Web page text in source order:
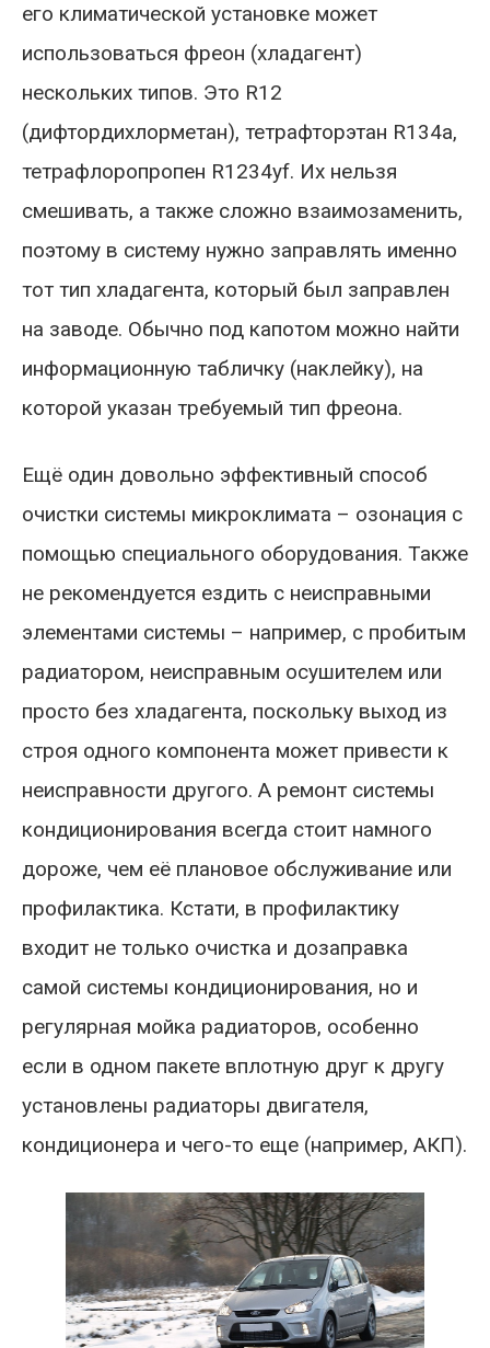
его климатической установке может
использоваться фреон (хладагент)
нескольких типов. Это R12
(дифтордихлорметан), тетрафторэтан R134a,
тетрафлоропропен R1234yf. Их нельзя
смешивать, а также сложно взаимозаменить,
поэтому в систему нужно заправлять именно
тот тип хладагента, который был заправлен
на заводе. Обычно под капотом можно найти
информационную табличку (наклейку), на
которой указан требуемый тип фреона.
Ещё один довольно эффективный способ
очистки системы микроклимата – озонация с
помощью специального оборудования. Также
не рекомендуется ездить с неисправными
элементами системы – например, с пробитым
радиатором, неисправным осушителем или
просто без хладагента, поскольку выход из
строя одного компонента может привести к
неисправности другого. А ремонт системы
кондиционирования всегда стоит намного
дороже, чем её плановое обслуживание или
профилактика. Кстати, в профилактику
входит не только очистка и дозаправка
самой системы кондиционирования, но и
регулярная мойка радиаторов, особенно
если в одном пакете вплотную друг к другу
установлены радиаторы двигателя,
кондиционера и чего-то еще (например, АКП).